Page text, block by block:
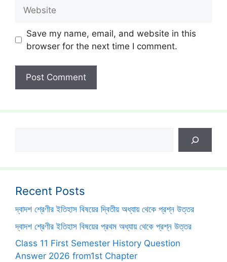
Save my name, email, and website in this
browser for the next time I comment.
Recent Posts
দ্বাদশ শ্রেণীর ইতিহাস বিষয়ের দ্বিতীয় অধ্যায় থেকে প্রশ্ন উত্তর
দ্বাদশ শ্রেণীর ইতিহাস বিষয়ের প্রথম অধ্যায় থেকে প্রশ্ন উত্তর
Class 11 First Semester History Question
Answer 2026 from1st Chapter